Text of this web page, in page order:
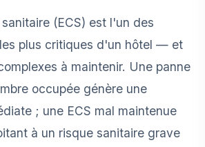
(ECS) est l'un des
plus critiques d'un hôtel — et
à maintenir. Une panne
occupée génère une
; une ECS mal maintenue
à un risque sanitaire grave